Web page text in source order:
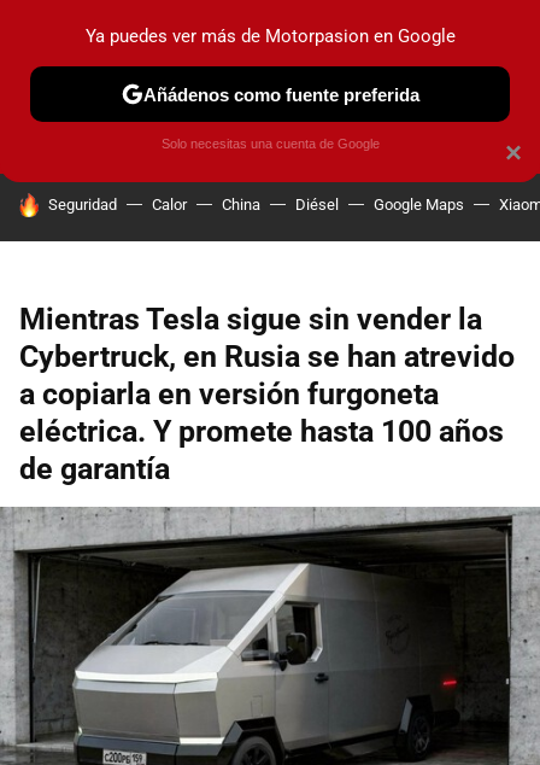
PRUEBAS COCHES ELÉCTRICOS OBSERVATORIO
HOY SE HABLA DE
Seguridad Calor China Diésel Google Maps
Mientras Tesla sigue sin vender la
Cybertruck, en Rusia se han atrevido
a copiarla en versión furgoneta
eléctrica. Y promete hasta 100 años
de garantía
×
Ya puedes ver más de Motorpasion en Google
Añádenos como fuente preferida
Solo necesitas una cuenta de Google